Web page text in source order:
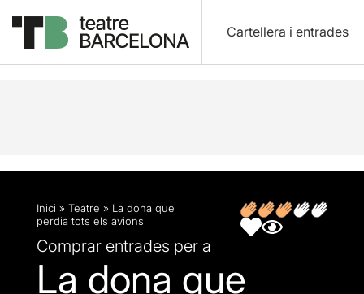
Cartellera i entrades
Descripció Fitxa artística Opinions
Inici » Teatre » La dona que
perdia tots els avions
Comprar entrades per a
La dona que